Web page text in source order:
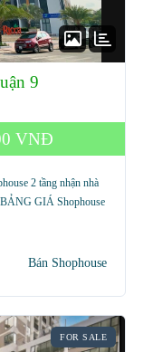
9
VNĐ
2 tầng nhận nhà
GIÁ Shophouse
Bán Shophouse
FOR SALE